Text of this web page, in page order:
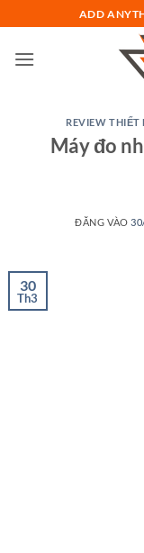
qua
nội
ADD
REVIEW THIẾT
Máy đo
ĐĂNG VÀO
30
Th3